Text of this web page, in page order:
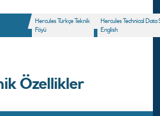
Hercules Türkçe Teknik
Föyü
Hercules Technical Data
English
Özellikler